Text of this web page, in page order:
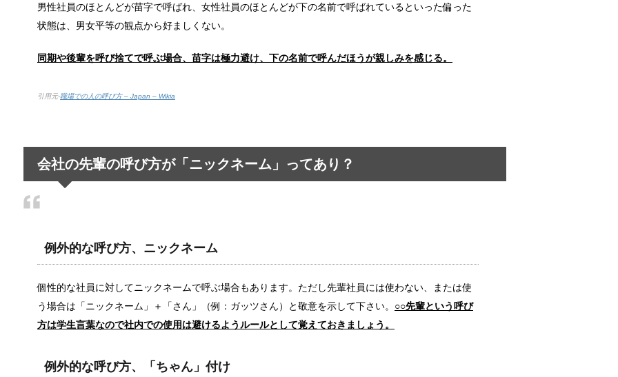
車の免許証の取得を履歴書に書くか迷ったら・・迷わず記載を
中学生にもなるとスマホを持つ子供も増えていきます。 そこで...
髪が茶色いのは生まれつき！困った偏見あるあると悲しい経験
男性社員のほとんどが苗字で呼ばれ、女性社員のほとんどが下の名前で呼ばれているといった偏った
状態は、男女平等の観点から好ましくない。
同期や後輩を呼び捨てで呼ぶ場合、苗字は極力避け、下の名前で呼んだほうが親しみを感じる。
引用元-職場での人の呼び方 – Japan – Wikia
会社の先輩の呼び方が「ニックネーム」ってあり？
例外的な呼び方、ニックネーム
個性的な社員に対してニックネームで呼ぶ場合もあります。ただし先輩社員には使わない、または使
う場合は「ニックネーム」＋「さん」（例：ガッツさん）と敬意を示して下さい。 ○○先輩という呼び
方は学生言葉なので社内での使用は避けるようルールとして覚えておきましょう。
例外的な呼び方、「ちゃん」付け